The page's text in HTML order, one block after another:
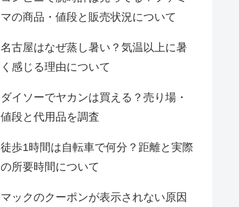
マの商品・値段と販売状況について
名古屋はなぜ蒸し暑い？気温以上に暑
く感じる理由について
ダイソーでヤカンは買える？売り場・
値段と代用品を調査
徒歩1時間は自転車で何分？距離と実際
の所要時間について
マックのクーポンが表示されない原因